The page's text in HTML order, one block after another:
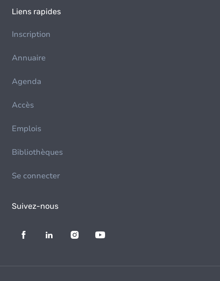
Liens rapides
Inscription
Annuaire
Agenda
Accès
Emplois
Bibliothèques
Se connecter
Suivez-nous